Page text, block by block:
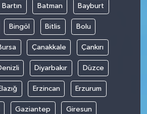
Bartın Batman Bayburt
Bingöl Bitlis Bolu
Çanakkale Çankırı
Diyarbakır Düzce
Erzincan Erzurum
Gaziantep Giresun